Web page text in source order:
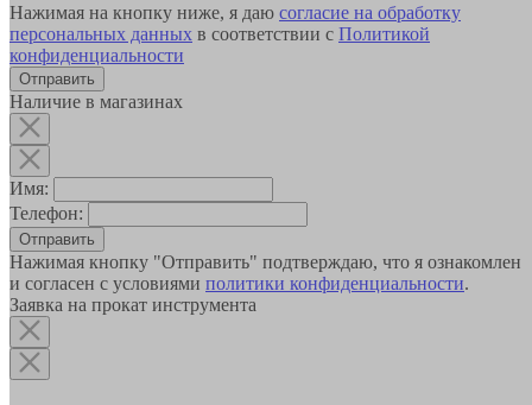
Нажимая на кнопку ниже, я даю согласие на обработку
персональных данных в соответствии с Политикой
конфиденциальности
Наличие в магазинах
Имя:
Телефон:
Отправить
Нажимая кнопку "Отправить" подтверждаю, что я ознакомлен
и согласен с условиями политики конфиденциальности.
Заявка на прокат инструмента